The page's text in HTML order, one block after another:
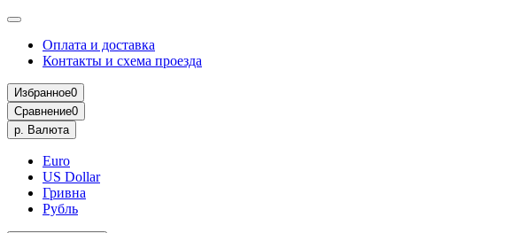
Оплата и доставка
Контакты и схема проезда
Избранное0
Сравнение0
р. Валюта
Euro
US Dollar
Гривна
Рубль